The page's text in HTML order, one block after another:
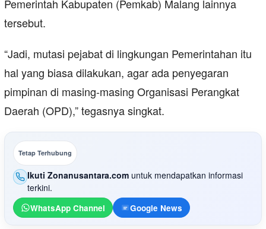
Pemerintah Kabupaten (Pemkab) Malang lainnya
tersebut.
“Jadi, mutasi pejabat di lingkungan Pemerintahan itu
hal yang biasa dilakukan, agar ada penyegaran
pimpinan di masing-masing Organisasi Perangkat
Daerah (OPD),” tegasnya singkat.
Tetap Terhubung
Ikuti Zonanusantara.com untuk mendapatkan informasi
terkini.
WhatsApp Channel Google News